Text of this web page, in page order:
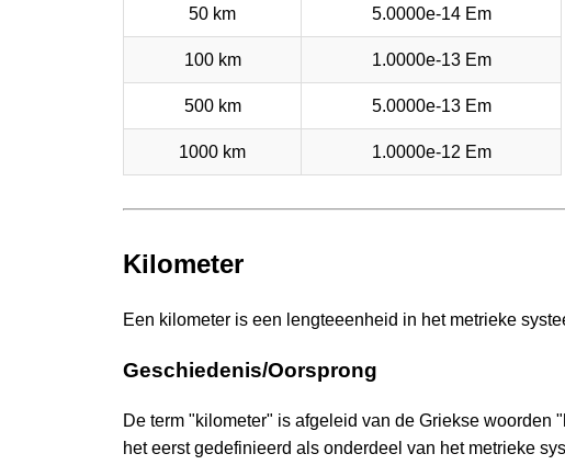
50 km 5.0000e-14 Em
100 km 1.0000e-13 Em
500 km 5.0000e-13 Em
1000 km 1.0000e-12 Em
Kilometer
Een kilometer is een lengteeenheid in het metrieke
Geschiedenis/Oorsprong
De term "kilometer" is afgeleid van de Griekse
het eerst gedefinieerd als onderdeel van het metrieke